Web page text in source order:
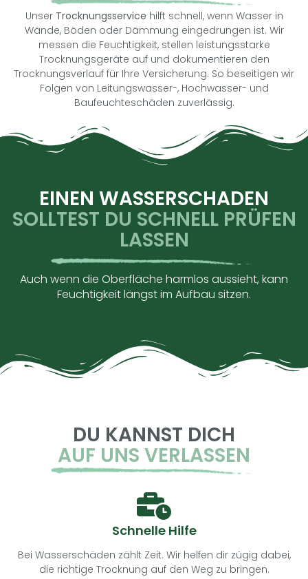
Unser Trocknungsservice hilft schnell, wenn Wasser in
Wände, Böden oder Dämmung eingedrungen ist. Wir
messen die Feuchtigkeit, stellen leistungsstarke
Trocknungsgeräte auf und dokumentieren den
Trocknungsverlauf für Ihre Versicherung. So beseitigen wir
Folgen von Leitungswasser-, Hochwasser- und
Baufeuchteschäden zuverlässig.
EINEN WASSERSCHADEN
SOLLTEST DU SCHNELL PRÜFEN
LASSEN
Auch wenn die Oberfläche harmlos aussieht, kann
Feuchtigkeit längst im Aufbau sitzen.
DU KANNST DICH
AUF UNS VERLASSEN
Schnelle Hilfe
Bei Wasserschäden zählt Zeit. Wir helfen dir zügig dabei,
die richtige Trocknung auf den Weg zu bringen.